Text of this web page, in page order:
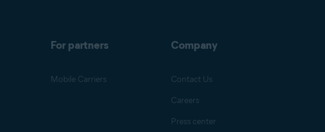
For partners
Mobile Carriers
Company
Contact Us
Careers
Press center